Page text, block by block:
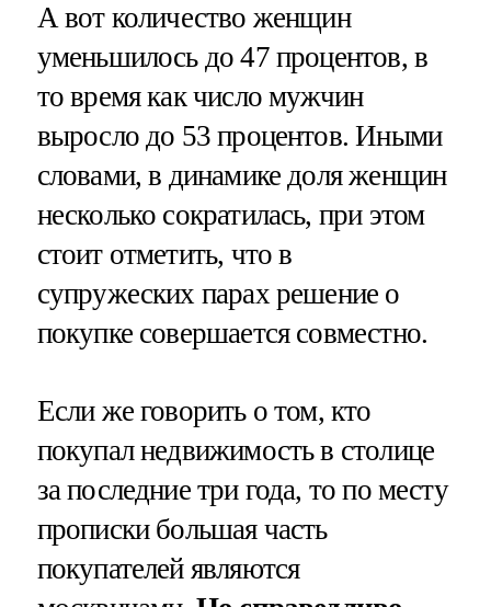
А вот количество женщин
уменьшилось до 47 процентов, в
то время как число мужчин
выросло до 53 процентов. Иными
словами, в динамике доля женщин
несколько сократилась, при этом
стоит отметить, что в
супружеских парах решение о
покупке совершается совместно.
Если же говорить о том, кто
покупал недвижимость в столице
за последние три года, то по месту
прописки большая часть
покупателей являются